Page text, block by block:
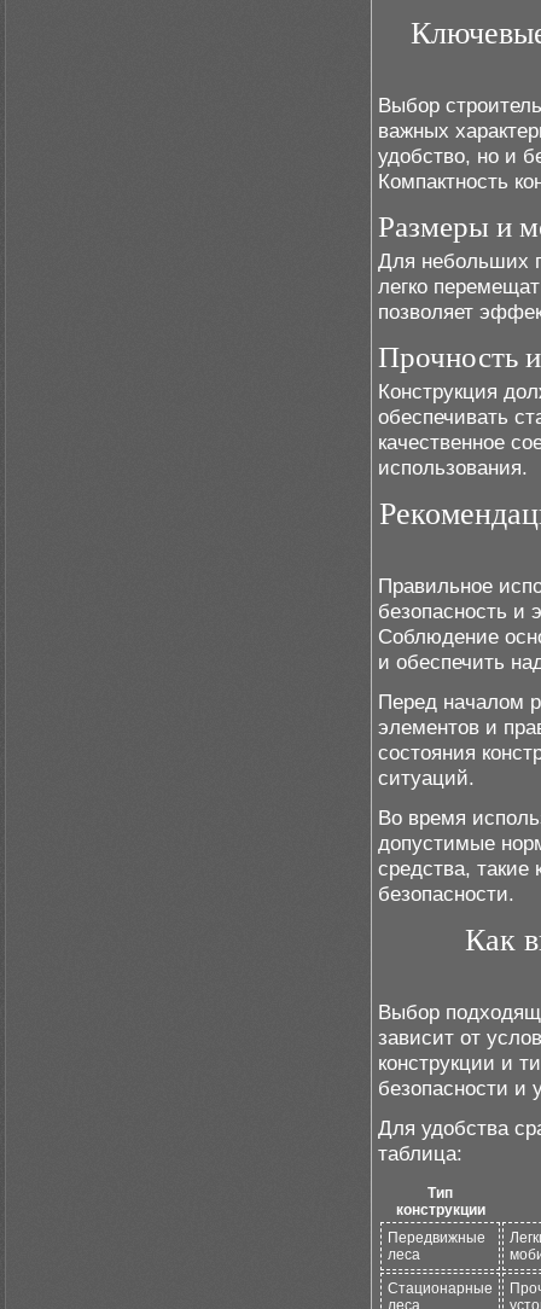
Выбор
важных
удобство, но и
Компактность
Размеры и
Для небольших
легко
позволяет
Прочность
Конструкция
обеспечивать
качественное
использования.
Правильное
безопасность
Соблюдение
и обеспечить
Перед началом
элементов и
состояния
ситуаций.
Во время
допустимые
средства, такие
безопасности.
Как
Выбор
зависит от
конструкции и
безопасности и
Для удобства
таблица:
Тип
конструкции
Передвижные
леса
Стационарные
леса